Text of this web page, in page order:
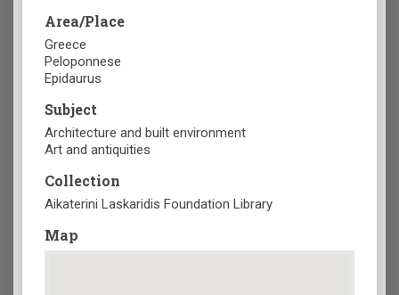
Area/Place
Greece
Peloponnese
Epidaurus
Subject
Architecture and built environment
Art and antiquities
Collection
Aikaterini Laskaridis Foundation Library
Map